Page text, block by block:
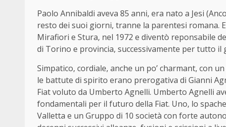
Paolo Annibaldi aveva 85 anni, era nato a Jesi
resto dei suoi giorni, tranne la parentesi romana.
Mirafiori e Stura, nel 1972 e diventò reponsabile
di Torino e provincia, successivamente per tutto il
Simpatico, cordiale, anche un po’ charmant, con
le battute di spirito erano prerogativa di Gianni
Fiat voluto da Umberto Agnelli. Umberto Agnelli
fondamentali per il futuro della Fiat. Uno, lo
Valletta e un Gruppo di 10 società con forte